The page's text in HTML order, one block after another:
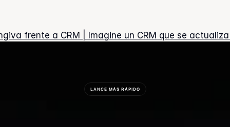
frente a CRM | Imagine un CRM que se
LANCE MÁS RÁPIDO